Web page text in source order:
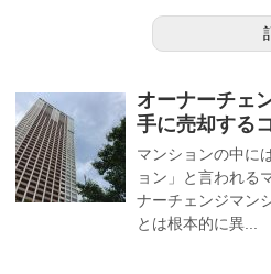
オーナーチェ
手に売却する
マンションの中に
ョン」と言われる
ナーチェンジマン
とは根本的に異...